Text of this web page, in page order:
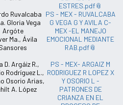
ESTRES.pdf
Ruvalcaba
Gloria Vega
Argóte
Ma., Ávila
PS - MEX - RUVALCABA
G VEGA G Y AVILA C-
MEX -EL MANEJO
EMOCIONAL MEDIANTE
RAB.pdf
D. Argáiz R.,
Rodríguez L.,
Osorio Arias,
A. López
PS - MEX- ARGAIZ M
RODRIGUEZ R LOPEZ X
Y OSORIO L -
PATRONES DE
CRIANZA EN EL